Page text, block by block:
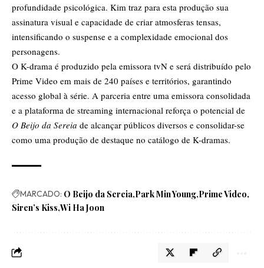
profundidade psicológica. Kim traz para esta produção sua
assinatura visual e capacidade de criar atmosferas tensas,
intensificando o suspense e a complexidade emocional dos
personagens.
O K-drama é produzido pela emissora tvN e será distribuído pelo
Prime Video em mais de 240 países e territórios, garantindo
acesso global à série. A parceria entre uma emissora consolidada
e a plataforma de streaming internacional reforça o potencial de
O Beijo da Sereia de alcançar públicos diversos e consolidar-se
como uma produção de destaque no catálogo de K-dramas.
MARCADO: O Beijo da Sereia Park Min Young Prime Video
Siren’s Kiss Wi Ha Joon